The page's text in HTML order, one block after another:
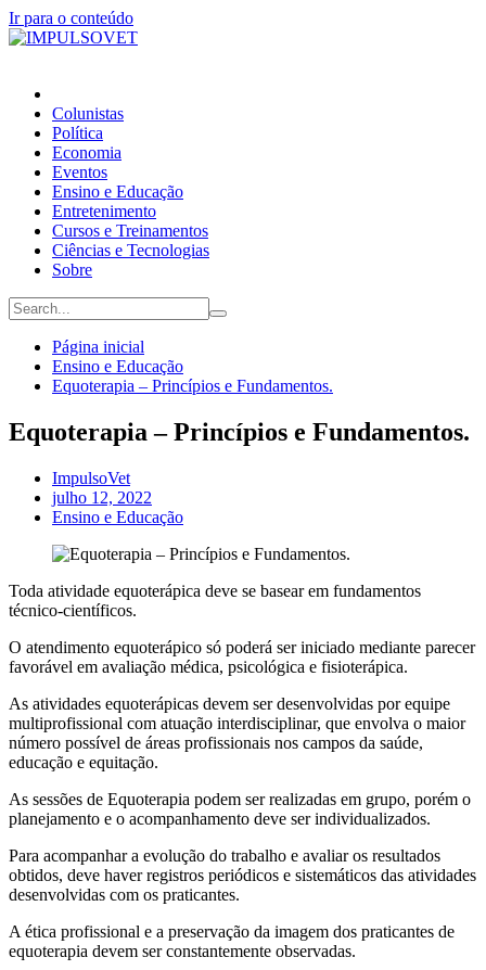
Ir para o conteúdo
Colunistas
Política
Economia
Eventos
Ensino e Educação
Entretenimento
Cursos e Treinamentos
Ciências e Tecnologias
Sobre
Página inicial
Ensino e Educação
Equoterapia – Princípios e Fundamentos.
Equoterapia – Princípios e Fundamentos.
ImpulsoVet
julho 12, 2022
Ensino e Educação
Toda atividade equoterápica deve se basear em fundamentos
técnico-científicos.
O atendimento equoterápico só poderá ser iniciado mediante parecer
favorável em avaliação médica, psicológica e fisioterápica.
As atividades equoterápicas devem ser desenvolvidas por equipe
multiprofissional com atuação interdisciplinar, que envolva o maior
número possível de áreas profissionais nos campos da saúde,
educação e equitação.
As sessões de Equoterapia podem ser realizadas em grupo, porém o
planejamento e o acompanhamento deve ser individualizados.
Para acompanhar a evolução do trabalho e avaliar os resultados
obtidos, deve haver registros periódicos e sistemáticos das atividades
desenvolvidas com os praticantes.
A ética profissional e a preservação da imagem dos praticantes de
equoterapia devem ser constantemente observadas.